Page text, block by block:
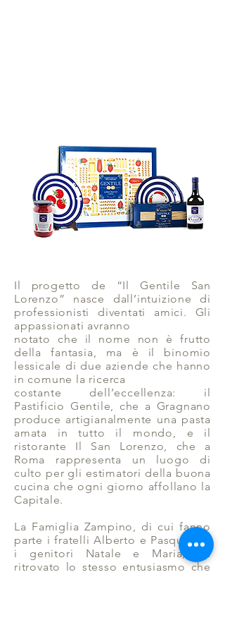
Il progetto de “Il Gentile San
Lorenzo” nasce dall’intuizione di
professionisti diventati amici. Gli
appassionati avranno
notato che il nome non è frutto
della fantasia, ma è il binomio
lessicale di due aziende che hanno
in comune la ricerca
costante dell’eccellenza: il
Pastificio Gentile, che a Gragnano
produce artigianalmente una pasta
amata in tutto il mondo, e il
ristorante Il San Lorenzo, che a
Roma rappresenta un luogo di
culto per gli estimatori della buona
cucina che ogni giorno affollano la
Capitale.
La Famiglia Zampino, di cui fanno
parte i fratelli Alberto e Pasquale e
i genitori Natale e Maria, ha
ritrovato lo stesso entusiasmo che